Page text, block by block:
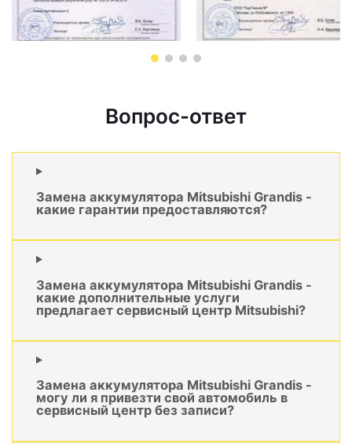
Вопрос-ответ
Замена аккумулятора Mitsubishi Grandis -
какие гарантии предоставляются?
Замена аккумулятора Mitsubishi Grandis -
какие дополнительные услуги
предлагает сервисный центр Mitsubishi?
Замена аккумулятора Mitsubishi Grandis -
могу ли я привезти свой автомобиль в
сервисный центр без записи?